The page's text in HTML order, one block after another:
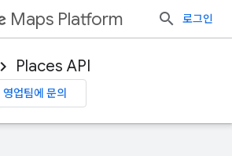
Maps Platform 로그인
Places API
영업팀에 문의